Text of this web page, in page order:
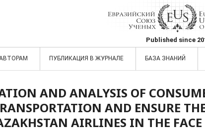
Published since
ПУБЛИКАЦИЯ В ЖУРНАЛЕ БАЗА ЗНАНИЙ
AND ANALYSIS OF
AND ENSURE
AIRLINES IN THE